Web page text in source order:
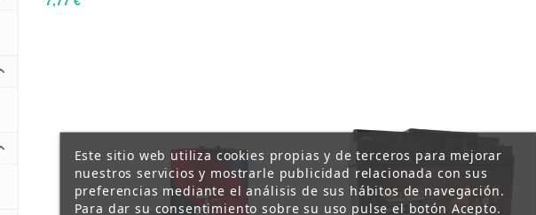
Este sitio web utiliza cookies propias y de terceros para mejorar
nuestros servicios y mostrarle publicidad relacionada con sus
preferencias mediante el análisis de sus hábitos de navegación.
Para dar su consentimiento sobre su uso pulse el botón Acepto.